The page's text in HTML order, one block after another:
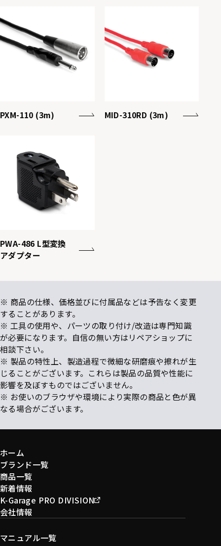
PXM-110 (3m) MID-310RD (3m)
PWA-486 L型変換
アダプター
※ 商品の仕様、価格並びに付属品などは予告なく変更
することがあります。
※ 工具の使用や、パーツの取り付け/改造は専門知識
が必要になります。自信の無い方はリペアショップに
相談下さい。
※ 製品の特性上、製造過程で微細な研磨痕や擦れが生
じることがございます。これらは製品の品質や性能に
影響を及ぼすものではございません。
※ お使いのブラウザや環境により実際の商品と色が異
なる場合がございます。
ホーム
ブランド一覧
商品一覧
新着情報
K-Garage PRO DIVISION
会社情報
マニュアル一覧